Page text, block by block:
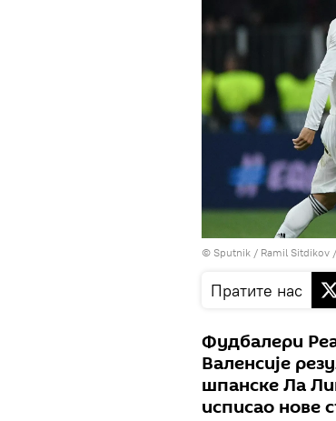
© Sputnik / Ramil Sitdikov /
Пратите нас
Фудбалери
Валенсије
шпанске Ла
исписао нове